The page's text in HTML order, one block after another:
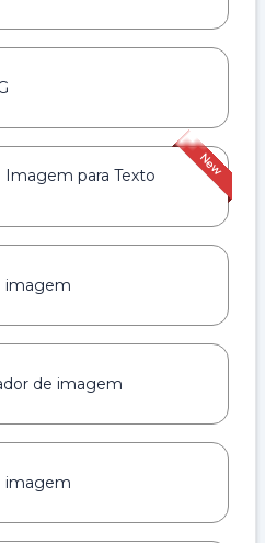
Imagem para Texto
imagem
de imagem
imagem